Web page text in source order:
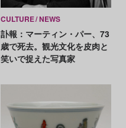
CULTURE NEWS
訃報：マーティン・パー、73
歳で死去。観光文化を皮肉と
笑いで捉えた写真家